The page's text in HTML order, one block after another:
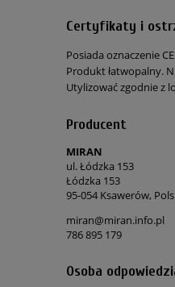
Certyfikaty i
Posiada oznaczenie
Produkt łatwopalny.
Utylizować zgodnie z
Producent
MIRAN
ul. Łódzka 153
Łódzka 153
95-054 Ksawerów,
miran@miran.info.pl
786 895 179
Osoba